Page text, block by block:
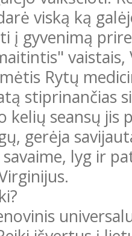
viską ką
į gyvenimą
Rytų
stiprinančias
kelių seansų
gerėja
lyg ir